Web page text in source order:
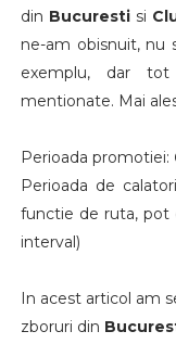
din Bucuresti si
ne-am obisnuit, nu
exemplu, dar
mentionate. Mai
Perioada promotiei:
Perioada de
functie de ruta, pot
interval)
In acest articol am
zboruri din